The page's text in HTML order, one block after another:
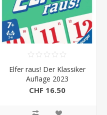
Elfer raus! Der Klassiker
Auflage 2023
CHF 16.50